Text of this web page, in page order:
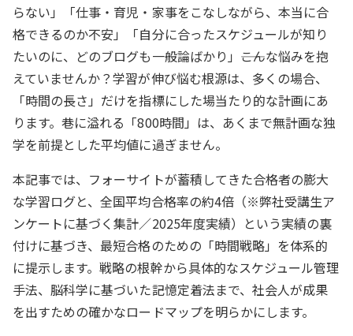
らない」「仕事・育児・家事をこなしながら、本当に合
格できるのか不安」「自分に合ったスケジュールが知り
たいのに、どのブログも一般論ばかり」――こんな悩みを抱
えていませんか？学習が伸び悩む根源は、多くの場合、
「時間の長さ」だけを指標にした場当たり的な計画にあ
ります。巷に溢れる「800時間」は、あくまで無計画な独
学を前提とした平均値に過ぎません。
本記事では、フォーサイトが蓄積してきた合格者の膨大
な学習ログと、全国平均合格率の約4倍（※弊社受講生ア
ンケートに基づく集計／2025年度実績）という実績の裏
付けに基づき、最短合格のための「時間戦略」を体系的
に提示します。戦略の根幹から具体的なスケジュール管理
手法、脳科学に基づいた記憶定着法まで、社会人が成果
を出すための確かなロードマップを明らかにします。